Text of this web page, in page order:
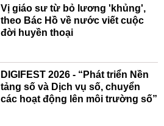
Vị giáo sư từ bỏ lương 'khủng',
theo Bác Hồ về nước viết cuộc
đời huyền thoại
DIGIFEST 2026 - “Phát triển Nền
tảng số và Dịch vụ số, chuyển
các hoạt động lên môi trường số”